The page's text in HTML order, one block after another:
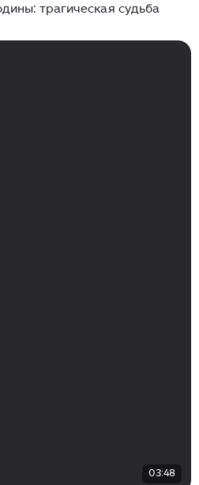
трагическая судьба
03:48